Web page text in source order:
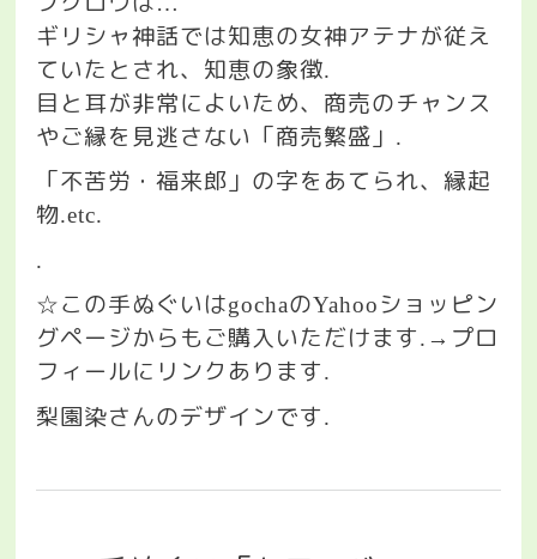
ギリシャ神話では知恵の女神アテナが従え
ていたとされ、知恵の象徴.
目と耳が非常によいため、商売のチャンス
やご縁を見逃さない「商売繁盛」 .
「不苦労・福来郎」の字をあてられ、縁起
物.etc.
.
☆この手ぬぐいはgochaのYahooショッピン
グページからもご購入いただけます.→ プロ
フィールにリンクあります.
梨園染さんのデザインです.